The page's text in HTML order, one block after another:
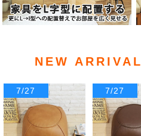
NEW ARRIVAL
7/27 7/27